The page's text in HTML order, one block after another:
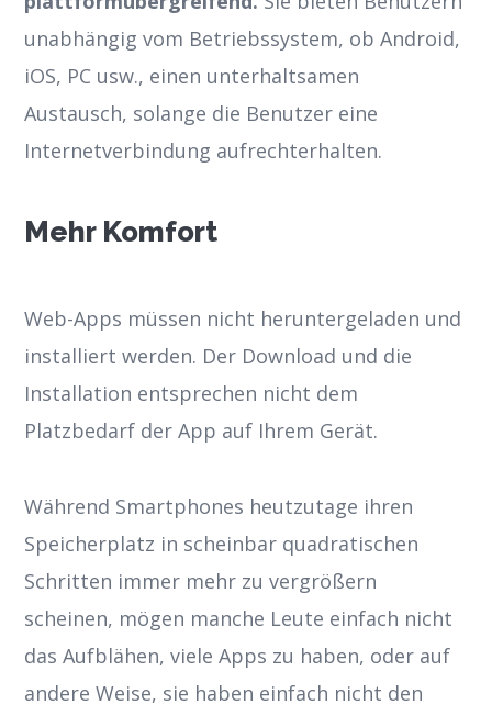
unabhängig vom Betriebssystem, ob Android,
iOS, PC usw., einen unterhaltsamen
Austausch, solange die Benutzer eine
Internetverbindung aufrechterhalten.
Mehr Komfort
Web-Apps müssen nicht heruntergeladen und
installiert werden. Der Download und die
Installation entsprechen nicht dem
Platzbedarf der App auf Ihrem Gerät.
Während Smartphones heutzutage ihren
Speicherplatz in scheinbar quadratischen
Schritten immer mehr zu vergrößern
scheinen, mögen manche Leute einfach nicht
das Aufblähen, viele Apps zu haben, oder auf
andere Weise, sie haben einfach nicht den